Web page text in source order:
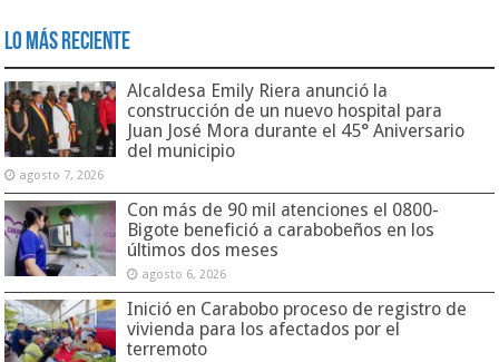
Lo Más Reciente
Alcaldesa Emily Riera anunció la
construcción de un nuevo hospital para
Juan José Mora durante el 45° Aniversario
del municipio
agosto 7, 2026
Con más de 90 mil atenciones el 0800-
Bigote benefició a carabobeños en los
últimos dos meses
agosto 6, 2026
Inició en Carabobo proceso de registro de
vivienda para los afectados por el
terremoto